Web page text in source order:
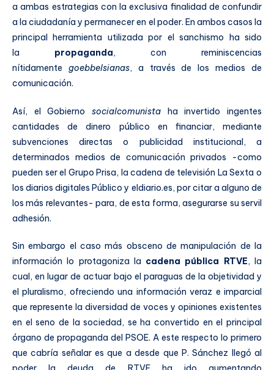
a ambas estrategias con la exclusiva finalidad de confundir
a la ciudadanía y permanecer en el poder. En ambos casos la
principal herramienta utilizada por el sanchismo ha sido
la propaganda, con reminiscencias
nítidamente goebbelsianas, a través de los medios de
comunicación.
Así, el Gobierno socialcomunista ha invertido ingentes
cantidades de dinero público en financiar, mediante
subvenciones directas o publicidad institucional, a
determinados medios de comunicación privados -como
pueden ser el Grupo Prisa, la cadena de televisión La Sexta o
los diarios digitales Público y eldiario.es, por citar a alguno de
los más relevantes- para, de esta forma, asegurarse su servil
adhesión.
Sin embargo el caso más obsceno de manipulación de la
información lo protagoniza la cadena pública RTVE, la
cual, en lugar de actuar bajo el paraguas de la objetividad y
el pluralismo, ofreciendo una información veraz e imparcial
que represente la diversidad de voces y opiniones existentes
en el seno de la sociedad, se ha convertido en el principal
órgano de propaganda del PSOE. A este respecto lo primero
que cabría señalar es que a desde que P. Sánchez llegó al